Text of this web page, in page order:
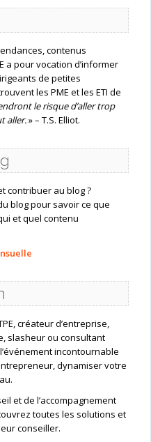
contenus
a pour vocation d’informer
de petites
les PME et les ETI de
le risque d’aller trop
aller.» – T.S. Elliot.
contribuer au blog ?
blog pour savoir ce que
et quel contenu
créateur d’entreprise,
slasheur ou consultant
incontournable
dynamiser votre
et de l’accompagnement
toutes les solutions et
conseiller.